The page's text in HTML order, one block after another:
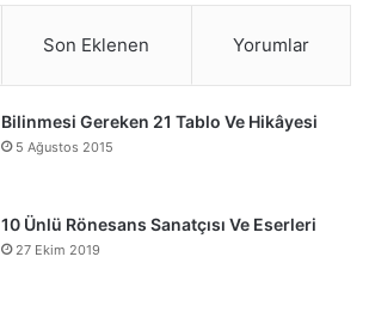
Son Eklenen Yorumlar
Bilinmesi Gereken 21 Tablo Ve Hikâyesi
5 Ağustos 2015
10 Ünlü Rönesans Sanatçısı Ve Eserleri
27 Ekim 2019